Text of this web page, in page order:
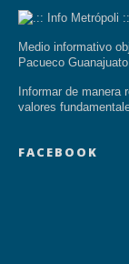
Medio informativo
Pacueco
Informar de
valores
FACEBOOK